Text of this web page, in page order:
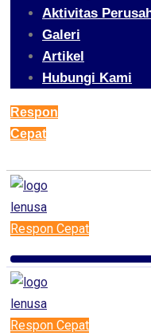
Aktivitas
Galeri
Artikel
Hubungi Kami
Respon
Cepat
Respon Cepat
Respon Cepat